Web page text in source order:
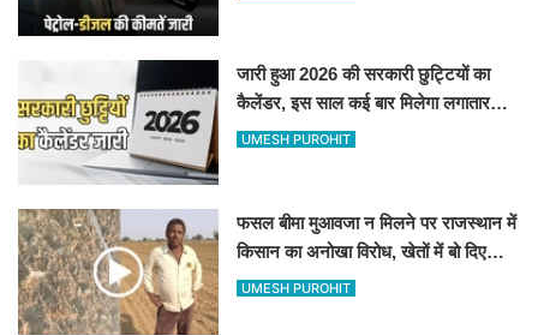
जारी हुआ 2026 की सरकारी छुट्टियों का
कैलेंडर, इस साल कई बार मिलेगा लगातार
अवकाश, देखें
UMESH PUROHIT
फसल बीमा मुआवजा न मिलने पर राजस्थान में
किसान का अनोखा विरोध, खेतों में बो दिए
500-500 रुपए के नोट, वीडियो वायरल
UMESH PUROHIT